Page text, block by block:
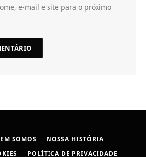
e-mail e site para o próximo
SOMOS
NOSSA HISTÓRIA
POLÍTICA DE PRIVACIDADE